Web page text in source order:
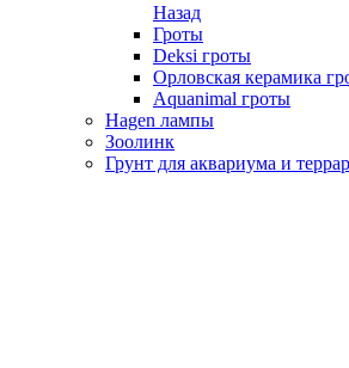
Назад
Гроты
Deksi гроты
Орловская керамика
Aquanimal гроты
Hagen лампы
Зоолинк
Грунт для аквариума и